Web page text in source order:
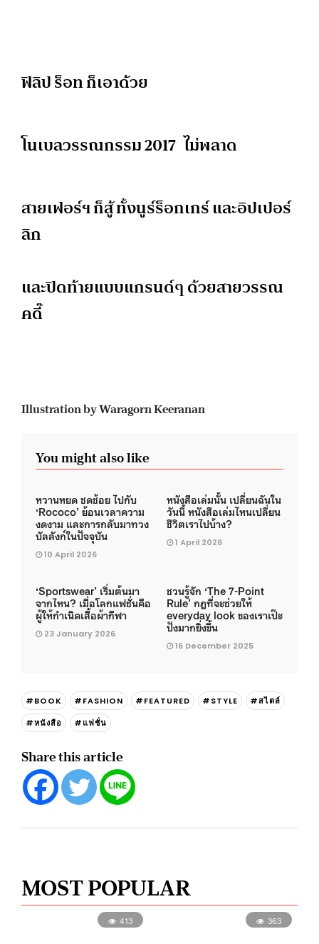
ฟิลิป ร็อท ก็เอาด้วย
โนเบลวรรณกรรม 2017 ไม่พลาด
สายเฟอร์ฯ ก็สู้ ทั้งนูร์ร็อกเกร์ และอิปเปอร์
ลิก
และปิดท้ายแบบแกรนด์ๆ ด้วยสายวรรณ
คดี๊
Illustration by Waragorn Keeranan
You might also like
หวานหยด ชดช้อย ไปกับ
‘Rococo’ ย้อนเวลาความ
งดงาม และการกลับมาทวง
บัลลังก์ในปัจจุบัน
10 April 2026
หนังสือเล่มนั้น เปลี่ยนฉันใน
วันนี้ หนังสือเล่มไหนเปลี่ยน
ชีวิตเราไปบ้าง?
1 April 2026
‘Sportswear’ เริ่มต้นมา
จากไหน? เมื่อโลกแฟชั่นคือ
ผู้ให้กำเนิดเสื้อผ้ากีฬา
23 January 2026
ชวนรู้จัก ‘The 7-Point
Rule’ กฎที่จะช่วยให้
everyday look ของเราเป๊ะ
ปังมากยิ่งขึ้น
16 December 2025
#BOOK #FASHION #FEATURED #STYLE
#สไตล์
#หนังสือ
#แฟชั่น
Share this article
MOST POPULAR
413 363